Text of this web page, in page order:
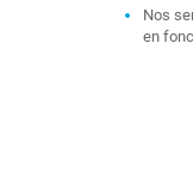
Nos
en